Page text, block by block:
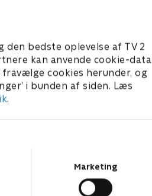
bedste oplevelse af TV 2
kan anvende cookie-data
cookies herunder, og
i bunden af siden. Læs
.
Marketing